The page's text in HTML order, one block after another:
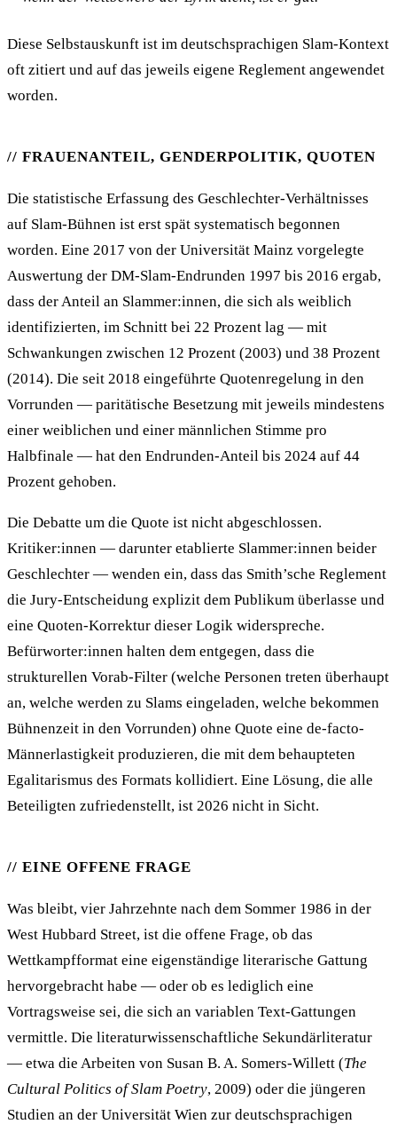
Diese Selbstauskunft ist im deutschsprachigen Slam-Kontext
oft zitiert und auf das jeweils eigene Reglement angewendet
worden.
FRAUENANTEIL, GENDERPOLITIK, QUOTEN
Die statistische Erfassung des Geschlechter-Verhältnisses
auf Slam-Bühnen ist erst spät systematisch begonnen
worden. Eine 2017 von der Universität Mainz vorgelegte
Auswertung der DM-Slam-Endrunden 1997 bis 2016 ergab,
dass der Anteil an Slammer:innen, die sich als weiblich
identifizierten, im Schnitt bei 22 Prozent lag — mit
Schwankungen zwischen 12 Prozent (2003) und 38 Prozent
(2014). Die seit 2018 eingeführte Quotenregelung in den
Vorrunden — paritätische Besetzung mit jeweils mindestens
einer weiblichen und einer männlichen Stimme pro
Halbfinale — hat den Endrunden-Anteil bis 2024 auf 44
Prozent gehoben.
Die Debatte um die Quote ist nicht abgeschlossen.
Kritiker:innen — darunter etablierte Slammer:innen beider
Geschlechter — wenden ein, dass das Smith’sche Reglement
die Jury-Entscheidung explizit dem Publikum überlasse und
eine Quoten-Korrektur dieser Logik widerspreche.
Befürworter:innen halten dem entgegen, dass die
strukturellen Vorab-Filter (welche Personen treten überhaupt
an, welche werden zu Slams eingeladen, welche bekommen
Bühnenzeit in den Vorrunden) ohne Quote eine de-facto-
Männerlastigkeit produzieren, die mit dem behaupteten
Egalitarismus des Formats kollidiert. Eine Lösung, die alle
Beteiligten zufriedenstellt, ist 2026 nicht in Sicht.
EINE OFFENE FRAGE
Was bleibt, vier Jahrzehnte nach dem Sommer 1986 in der
West Hubbard Street, ist die offene Frage, ob das
Wettkampfformat eine eigenständige literarische Gattung
hervorgebracht habe — oder ob es lediglich eine
Vortragsweise sei, die sich an variablen Text-Gattungen
vermittle. Die literaturwissenschaftliche Sekundärliteratur
— etwa die Arbeiten von Susan B. A. Somers-Willett (The
Cultural Politics of Slam Poetry, 2009) oder die jüngeren
Studien an der Universität Wien zur deutschsprachigen